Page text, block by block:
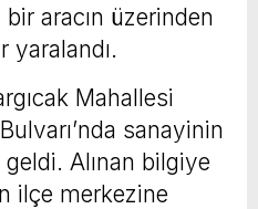
bir aracın üzerinden
yaralandı.
Mahallesi
sanayinin
geldi. Alınan bilgiye
ilçe merkezine